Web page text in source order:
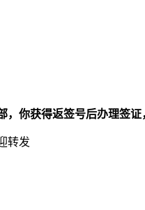
你获得返签号后办理签证
转发